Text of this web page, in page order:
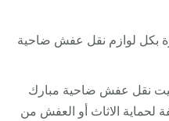
بكل لوازم نقل عفش ضاحية
نقل عفش ضاحية مبارك
لحماية الاثاث أو العفش من